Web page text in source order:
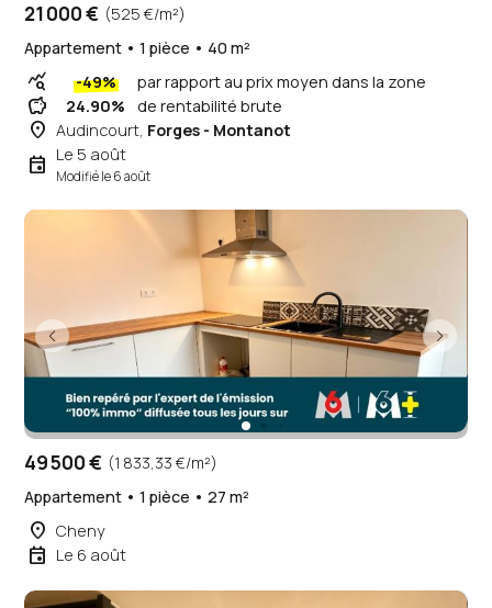
21 000 € (525 €/m²)
Appartement • 1 pièce • 40 m²
query_stats -49% par rapport au prix moyen dans la zone
savings 24.90% de rentabilité brute
place Audincourt, Forges - Montanot
event Le 5 août
Modifié le 6 août
49 500 € (1 833,33 €/m²)
Appartement • 1 pièce • 27 m²
place Cheny
event Le 6 août